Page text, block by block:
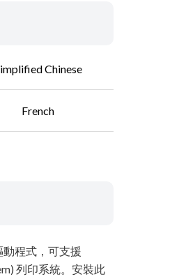
Chinese
French
動程式，可支援
列印系統。安裝此